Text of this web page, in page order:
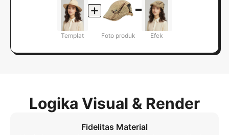
Templat Foto produk Efek
Logika Visual & Render
Fidelitas Material